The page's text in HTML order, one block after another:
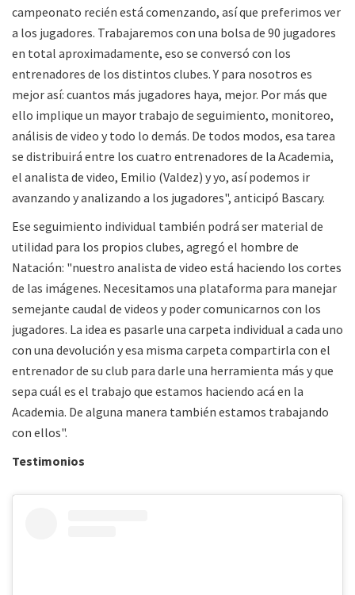
campeonato recién está comenzando, así que preferimos ver
a los jugadores. Trabajaremos con una bolsa de 90 jugadores
en total aproximadamente, eso se conversó con los
entrenadores de los distintos clubes. Y para nosotros es
mejor así: cuantos más jugadores haya, mejor. Por más que
ello implique un mayor trabajo de seguimiento, monitoreo,
análisis de video y todo lo demás. De todos modos, esa tarea
se distribuirá entre los cuatro entrenadores de la Academia,
el analista de video, Emilio (Valdez) y yo, así podemos ir
avanzando y analizando a los jugadores", anticipó Bascary.
Ese seguimiento individual también podrá ser material de
utilidad para los propios clubes, agregó el hombre de
Natación: "nuestro analista de video está haciendo los cortes
de las imágenes. Necesitamos una plataforma para manejar
semejante caudal de videos y poder comunicarnos con los
jugadores. La idea es pasarle una carpeta individual a cada uno
con una devolución y esa misma carpeta compartirla con el
entrenador de su club para darle una herramienta más y que
sepa cuál es el trabajo que estamos haciendo acá en la
Academia. De alguna manera también estamos trabajando
con ellos".
Testimonios